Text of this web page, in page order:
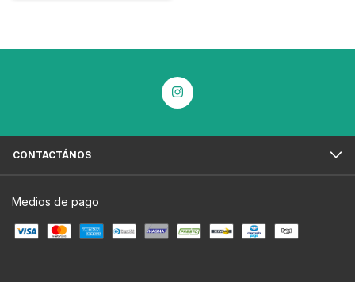
CONTACTÁNOS
Medios de pago